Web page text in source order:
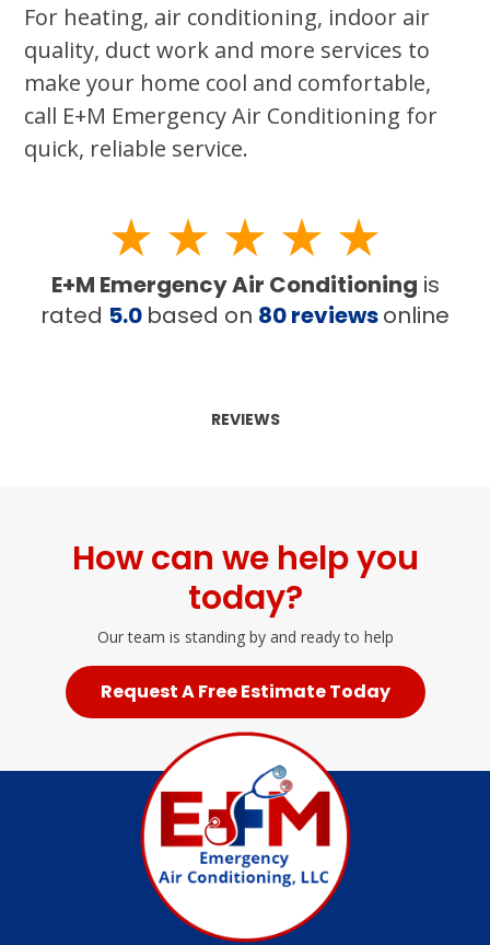
For heating, air conditioning, indoor air
quality, duct work and more services to
make your home cool and comfortable,
call E+M Emergency Air Conditioning for
quick, reliable service.
E+M Emergency Air Conditioning is
rated 5.0 based on 80reviewsonline
REVIEWS
How can we help you
today?
Our team is standing by and ready to help
Request A Free Estimate Today